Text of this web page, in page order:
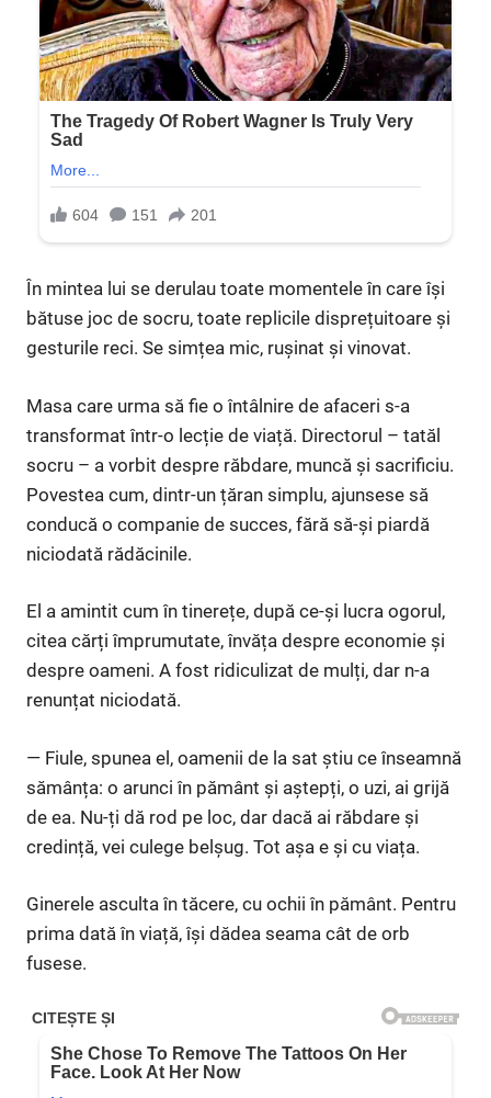
În mintea lui se derulau toate momentele în care își
bătuse joc de socru, toate replicile disprețuitoare și
gesturile reci. Se simțea mic, rușinat și vinovat.
Masa care urma să fie o întâlnire de afaceri s-a
transformat într-o lecție de viață. Directorul – tatăl
socru – a vorbit despre răbdare, muncă și sacrificiu.
Povestea cum, dintr-un țăran simplu, ajunsese să
conducă o companie de succes, fără să-și piardă
niciodată rădăcinile.
El a amintit cum în tinerețe, după ce-și lucra ogorul,
citea cărți împrumutate, învăța despre economie și
despre oameni. A fost ridiculizat de mulți, dar n-a
renunțat niciodată.
— Fiule, spunea el, oamenii de la sat știu ce înseamnă
sămânța: o arunci în pământ și aștepți, o uzi, ai grijă
de ea. Nu-ți dă rod pe loc, dar dacă ai răbdare și
credință, vei culege belșug. Tot așa e și cu viața.
Ginerele asculta în tăcere, cu ochii în pământ. Pentru
prima dată în viață, își dădea seama cât de orb
fusese.